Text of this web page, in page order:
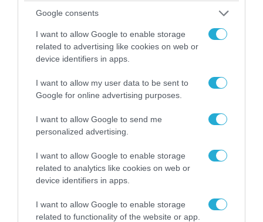
Google consents
I want to allow Google to enable storage
related to advertising like cookies on web or
device identifiers in apps.
I want to allow my user data to be sent to
Google for online advertising purposes.
I want to allow Google to send me
personalized advertising.
I want to allow Google to enable storage
related to analytics like cookies on web or
device identifiers in apps.
I want to allow Google to enable storage
related to functionality of the website or app.
Αττικής (φωτο)
04.08.2026 | 15:02
Αυτή την ώρα το τελευταίο «αντίο» στον πρώην
υπουργό Ι.Βαρβιτσιώτη (φωτο)